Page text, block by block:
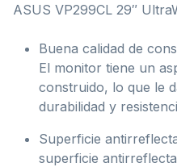
ASUS VP299CL 29″
Buena calidad de
El monitor tiene un
construido, lo que le
durabilidad y
Superficie
superficie